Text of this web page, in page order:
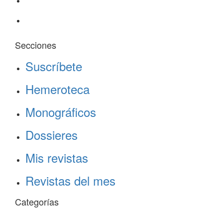
Secciones
Suscríbete
Hemeroteca
Monográficos
Dossieres
Mis revistas
Revistas del mes
Categorías